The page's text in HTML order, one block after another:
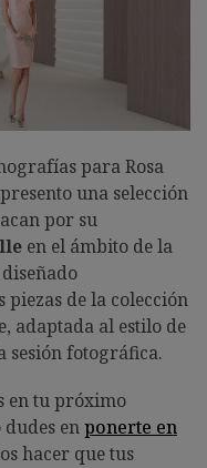
para Rosa
una selección
por su
en el ámbito de la
de la colección
adaptada al estilo de
sesión fotográfica.
en tu próximo
enponerte en
hacer que tus